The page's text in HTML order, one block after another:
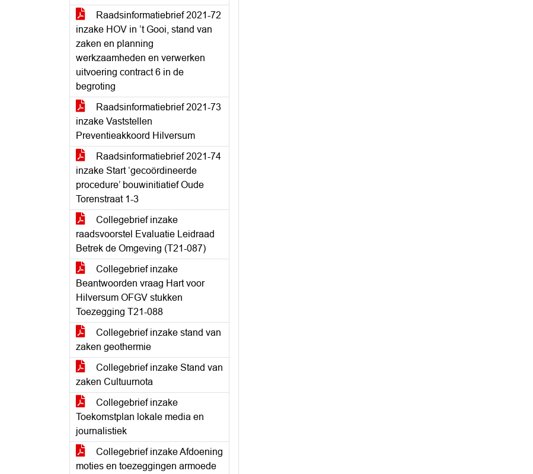
Raadsinformatiebrief 2021-72
inzake HOV in ’t Gooi, stand van
zaken en planning
werkzaamheden en verwerken
uitvoering contract 6 in de
begroting
Raadsinformatiebrief 2021-73
inzake Vaststellen
Preventieakkoord Hilversum
Raadsinformatiebrief 2021-74
inzake Start ‘gecoördineerde
procedure’ bouwinitiatief Oude
Torenstraat 1-3
Collegebrief inzake
raadsvoorstel Evaluatie Leidraad
Betrek de Omgeving (T21-087)
Collegebrief inzake
Beantwoorden vraag Hart voor
Hilversum OFGV stukken
Toezegging T21-088
Collegebrief inzake stand van
zaken geothermie
Collegebrief inzake Stand van
zaken Cultuurnota
Collegebrief inzake
Toekomstplan lokale media en
journalistiek
Collegebrief inzake Afdoening
moties en toezeggingen armoede